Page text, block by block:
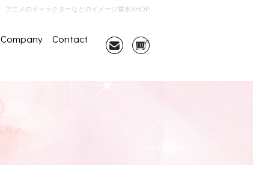
アニメのキャラクターなどのイメージ香水SHOP
Company Contact